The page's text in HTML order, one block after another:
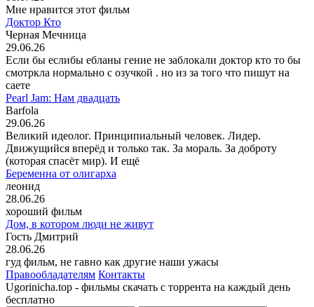
Мне нравится этот фильм
Доктор Кто
Черная Мечница
29.06.26
Если бы еслибы ебланы гение не заблокали доктор кто то бы
смотркла нормально с озучкой . но из за того что пишут на
саете
Pearl Jam: Нам двадцать
Barfola
29.06.26
Великий идеолог. Принципиальный человек. Лидер.
Движущийся вперёд и только так. За мораль. За доброту
(которая спасёт мир). И ещё
Беременна от олигарха
леонид
28.06.26
хороший фильм
Дом, в котором люди не живут
Гость Дмитрий
28.06.26
гуд фильм, не гавно как другие наши ужасы
Правообладателям Контакты
Ugorinicha.top - фильмы скачать с торрента на каждый день
бесплатно